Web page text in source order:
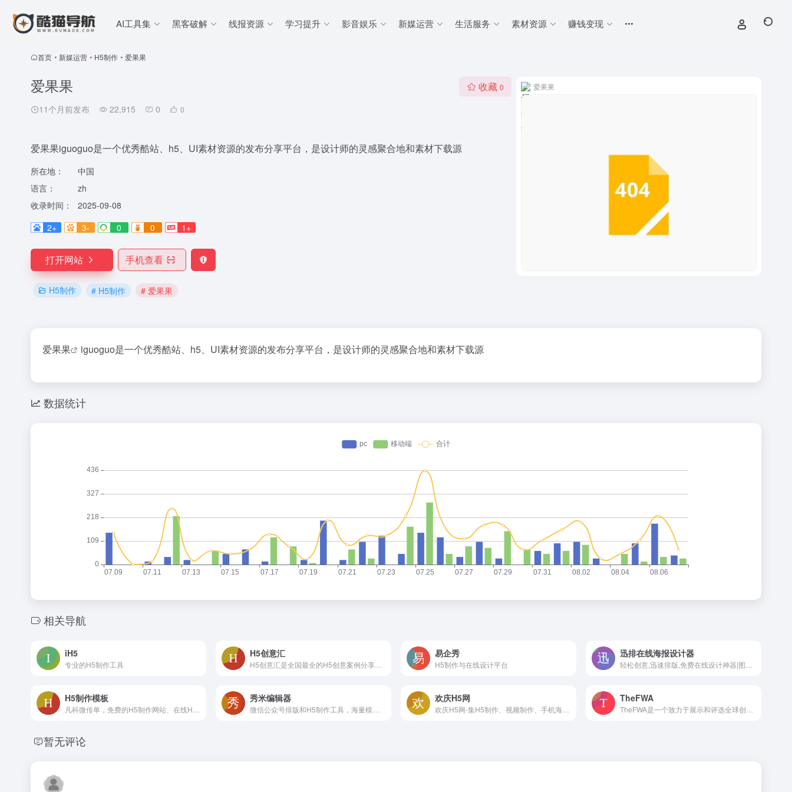
AI工具集 黑客破解 线报资源 学习提升 影音娱乐 新媒运营 生活服务 素材资源 赚钱变现
首页 • 新媒运营 • H5制作 • 爱果果
爱果果
11个月前发布 22,915 0 0
收藏 0
爱果果iguoguo是一个优秀酷站、h5、UI素材资源的发布分享平台，是设计师的灵感聚合地和素材下载源
所在地：
中国
语言：
zh
收录时间：
2025-09-08
2+
3- 0 0 1+
打开网站 手机查看
H5制作 # H5制作 # 爱果果
爱果果
爱果果 iguoguo是一个优秀酷站、h5、UI素材资源的发布分享平台，是设计师的灵感聚合地和素材下载源
数据统计
相关导航
iH5
专业的H5制作工具
H5创意汇 易企秀
H5制作与在线设计平台
迅排在线海报设计器
H5制作模板 秀米编辑器 欢庆H5网 TheFWA
暂无评论